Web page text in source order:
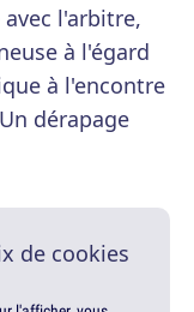
l'arbitre,
à l'égard
à l'encontre
dérapage
de cookies